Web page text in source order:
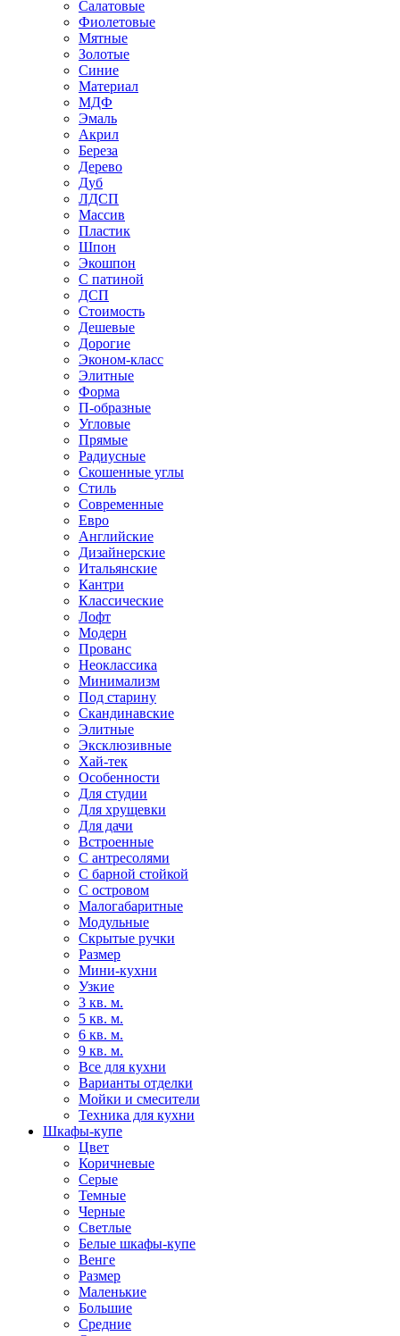
Салатовые
Фиолетовые
Мятные
Золотые
Синие
Материал
МДФ
Эмаль
Акрил
Береза
Дерево
Дуб
ЛДСП
Массив
Пластик
Шпон
Экошпон
С патиной
ДСП
Стоимость
Дешевые
Дорогие
Эконом-класс
Элитные
Форма
П-образные
Угловые
Прямые
Радиусные
Скошенные углы
Стиль
Современные
Евро
Английские
Дизайнерские
Итальянские
Кантри
Классические
Лофт
Модерн
Прованс
Неоклассика
Минимализм
Под старину
Скандинавские
Элитные
Эксклюзивные
Хай-тек
Особенности
Для студии
Для хрущевки
Для дачи
Встроенные
С антресолями
С барной стойкой
С островом
Малогабаритные
Модульные
Скрытые ручки
Размер
Мини-кухни
Узкие
3 кв. м.
5 кв. м.
6 кв. м.
9 кв. м.
Все для кухни
Варианты отделки
Мойки и смесители
Техника для кухни
Шкафы-купе
Цвет
Коричневые
Серые
Темные
Черные
Светлые
Белые шкафы-купе
Венге
Размер
Маленькие
Большие
Средние